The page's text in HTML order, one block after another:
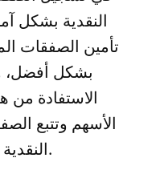
النقدية بشكل
تأمين الصفقات
بشكل أفضل،
الاستفادة من
الأسهم وتتبع
النقدية بشكل أفضل.